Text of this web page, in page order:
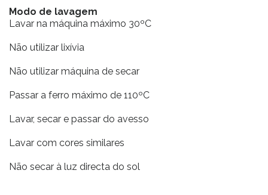
Modo de lavagem
Lavar na máquina máximo 30ºC
Não utilizar lixívia
Não utilizar máquina de secar
Passar a ferro máximo de 110ºC
Lavar, secar e passar do avesso
Lavar com cores similares
Não secar à luz directa do sol